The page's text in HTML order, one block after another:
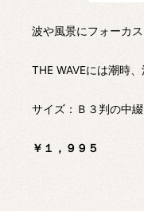
波や風景にフォーカス
THE WAVEには潮時
サイズ：Ｂ３判の中綴
￥１，９９５